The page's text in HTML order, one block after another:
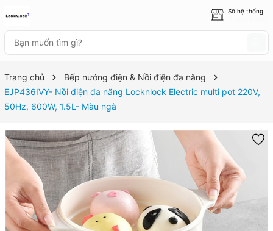
Số hệ thống
Trang chủ
Bếp nướng điện & Nồi điện đa năng
EJP436IVY- Nồi điện đa năng Locknlock Electric multi pot 220V,
50Hz, 600W, 1.5L- Màu ngà